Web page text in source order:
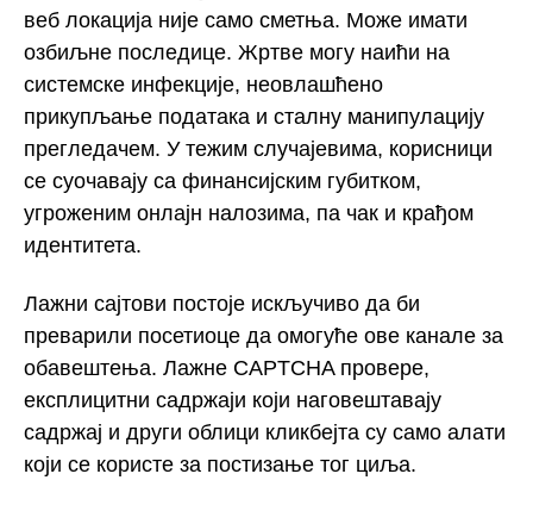
веб локација није само сметња. Може имати
озбиљне последице. Жртве могу наићи на
системске инфекције, неовлашћено
прикупљање података и сталну манипулацију
прегледачем. У тежим случајевима, корисници
се суочавају са финансијским губитком,
угроженим онлајн налозима, па чак и крађом
идентитета.
Лажни сајтови постоје искључиво да би
преварили посетиоце да омогуће ове канале за
обавештења. Лажне CAPTCHA провере,
експлицитни садржаји који наговештавају
садржај и други облици кликбејта су само алати
који се користе за постизање тог циља.